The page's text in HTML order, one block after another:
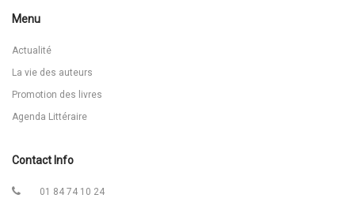
Menu
Actualité
La vie des auteurs
Promotion des livres
Agenda Littéraire
Contact Info
01 84 74 10 24